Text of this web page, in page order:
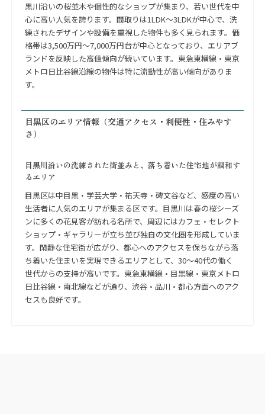
黒川沿いの桜並木や個性的なショップが集まり、若い世代を中
心に高い人気を誇ります。間取りは1LDK〜3LDKが中心で、洗
練されたデザインや設備を重視した物件も多く見られます。価
格帯は3,500万円〜7,000万円台が中心となっており、エリアブ
ランドを反映した高値傾向が続いています。東急東横線・東京
メトロ日比谷線沿線の物件は特に流動性が高い傾向がありま
す。
目黒区のエリア情報（交通アクセス・利便性・住みやす
さ）
目黒川沿いの洗練された街並みと、落ち着いた住宅地が調和す
るエリア
目黒区は中目黒・学芸大学・祐天寺・碑文谷など、感度の高い
生活者に人気のエリアが集まる区です。目黒川は春の桜シーズ
ンに多くの花見客が訪れる名所で、周辺にはカフェ・セレクト
ショップ・ギャラリーが立ち並び独自の文化圏を形成していま
す。閑静な住宅街が広がり、都心へのアクセスを保ちながら落
ち着いた住まいを実現できるエリアとして、30〜40代の働く
世代からの支持が高いです。東急東横線・目黒線・東京メトロ
日比谷線・南北線などが通り、渋谷・品川・都心方面へのアク
セスも良好です。